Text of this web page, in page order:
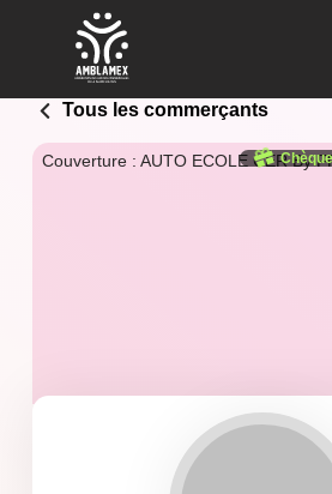
Tous les commerçants
Couverture : AUTO ECOLE CER By